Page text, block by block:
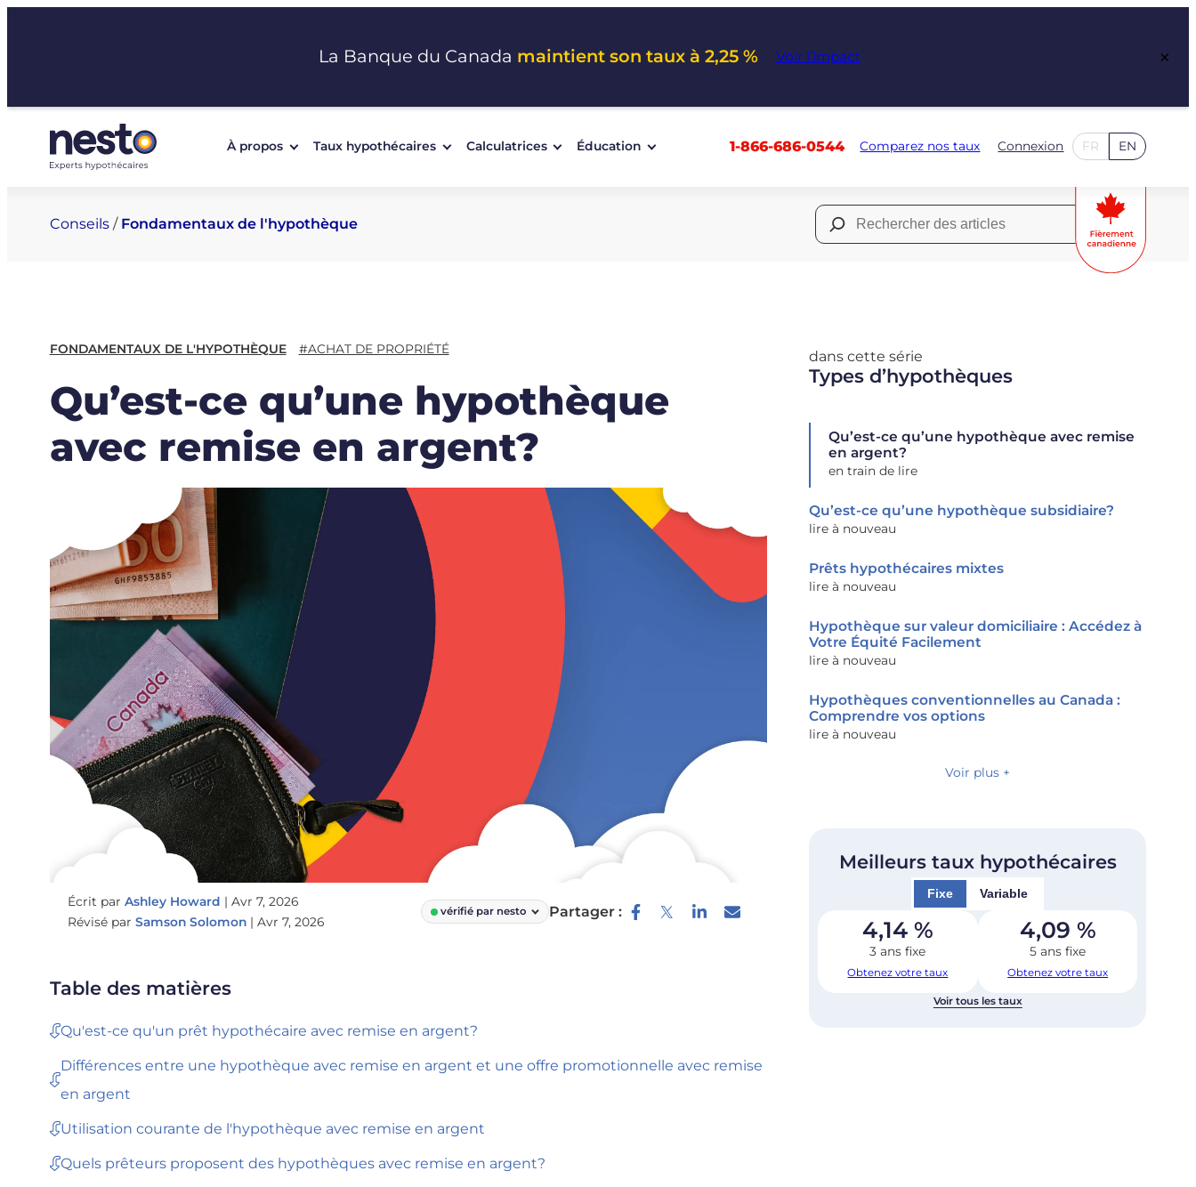
La Banque du Canada maintient son taux à 2,25 % Voir l’impact ×
À propos Taux hypothécaires Calculatrices Éducation 1-866-686-0544 Comparez nos taux Connexion FR EN
Conseils/ Fondamentaux de l'hypothèque Rechercher :
FONDAMENTAUX DE L'HYPOTHÈQUE #ACHAT DE PROPRIÉTÉ
Qu’est-ce qu’une hypothèque
avec remise en argent?
Écrit par Ashley Howard | Avr 7, 2026
Révisé par Samson Solomon | Avr 7, 2026
vérifié par nesto Partager :
Table des matières
Qu'est-ce qu'un prêt hypothécaire avec remise en argent?
Différences entre une hypothèque avec remise en argent et une offre promotionnelle avec remise
en argent
Utilisation courante de l'hypothèque avec remise en argent
Quels prêteurs proposent des hypothèques avec remise en argent?
dans cette série
Types d’hypothèques
Qu’est-ce qu’une hypothèque avec remise
en argent?
en train de lire
Qu’est-ce qu’une hypothèque subsidiaire?
lire à nouveau
Prêts hypothécaires mixtes
lire à nouveau
Hypothèque sur valeur domiciliaire : Accédez à
Votre Équité Facilement
lire à nouveau
Hypothèques conventionnelles au Canada :
Comprendre vos options
lire à nouveau
Voir plus +
Meilleurs taux hypothécaires
Fixe Variable
4,14 %
3 ans fixe
Obtenez votre taux
4,09 %
5 ans fixe
Obtenez votre taux
Voir tous les taux